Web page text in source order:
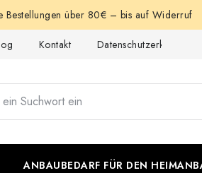
Bestellungen über 80€ – bis auf Widerruf
Kontakt Datenschutzerklärung
ANBAUBEDARF FÜR DEN